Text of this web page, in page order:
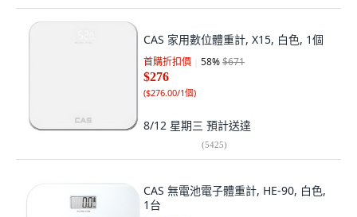
CAS 家用數位體重計, X15, 白色, 1個
首購折扣價 58%$671
$276
($276.00/1個)
8/12 星期三 預計送達
(5425)
CAS 無電池電子體重計, HE-90, 白色,
1台